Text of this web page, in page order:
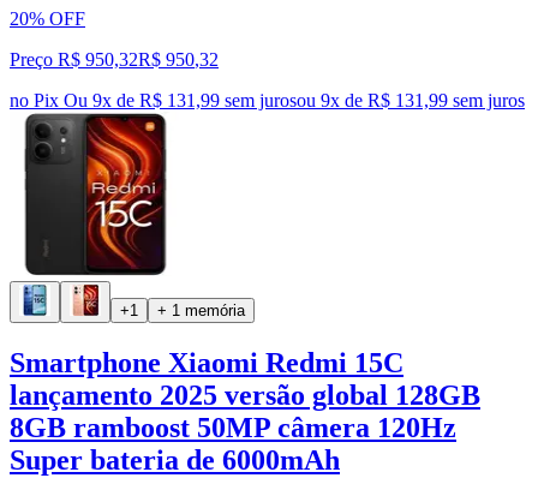
20% OFF
Preço R$ 950,32R$ 950,32
no Pix Ou 9x de R$ 131,99 sem jurosou 9x de R$ 131,99 sem juros
+1 + 1 memória
Smartphone Xiaomi Redmi 15C
lançamento 2025 versão global 128GB
8GB ramboost 50MP câmera 120Hz
Super bateria de 6000mAh